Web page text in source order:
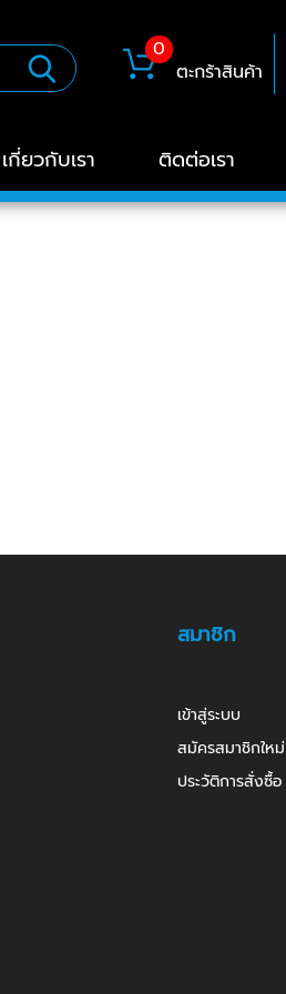
0
ตะกร้าสินค้า
เกี่ยวกับเรา ติดต่อเรา
สมาชิก
เข้าสู่ระบบ
สมัครสมาชิกใหม่
ประวัติการสั่งซื้อ